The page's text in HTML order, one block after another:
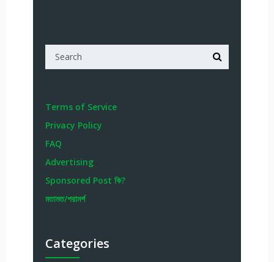
Terms of Service
Privacy Policy
FAQ
Advertising
Sponsored Post কি?
মতামত/পরামর্শ
Categories